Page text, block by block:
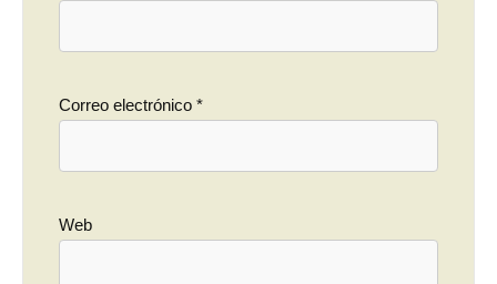
Correo electrónico *
Web